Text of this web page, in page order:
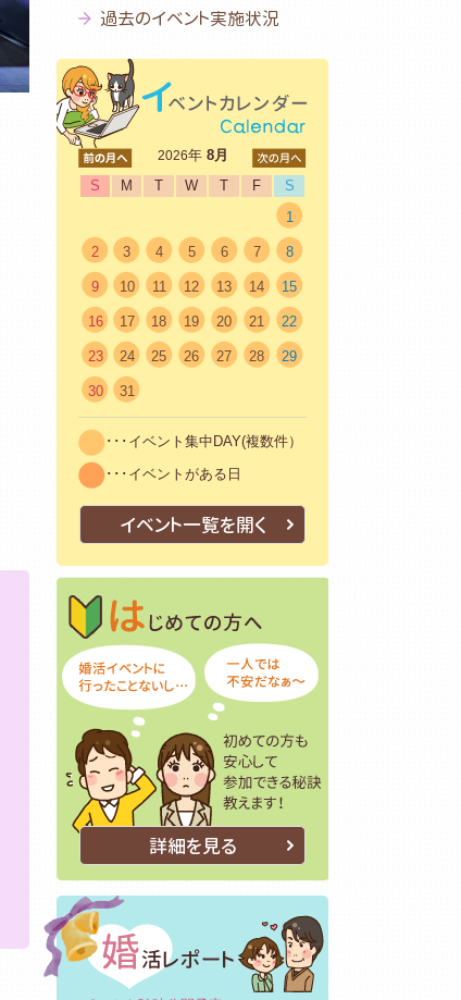
過去のイベント実施状況
2026年 8月
S
M T W T F
S
1
2 3 4 5 6 7 8
9 10 11 12 13 14 15
16 17 18 19 20 21 22
23 24 25 26 27 28 29
30 31
･･･イベント集中DAY(複数件）
･･･イベントがある日
イベント一覧を開く
詳細を見る